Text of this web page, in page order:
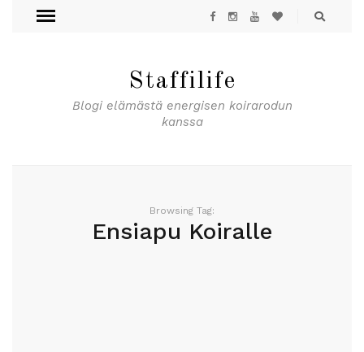
Staffilife
Blogi elämästä energisen koirarodun
kanssa
Browsing Tag:
Ensiapu Koiralle